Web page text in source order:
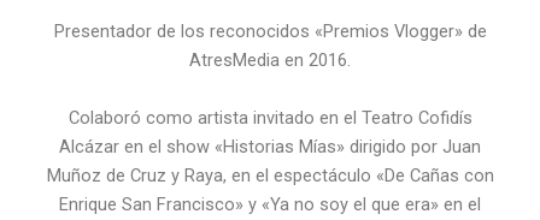
Presentador de los reconocidos «Premios Vlogger» de
AtresMedia en 2016.
Colaboró como artista invitado en el Teatro Cofidís
Alcázar en el show «Historias Mías» dirigido por Juan
Muñoz de Cruz y Raya, en el espectáculo «De Cañas con
Enrique San Francisco» y «Ya no soy el que era» en el